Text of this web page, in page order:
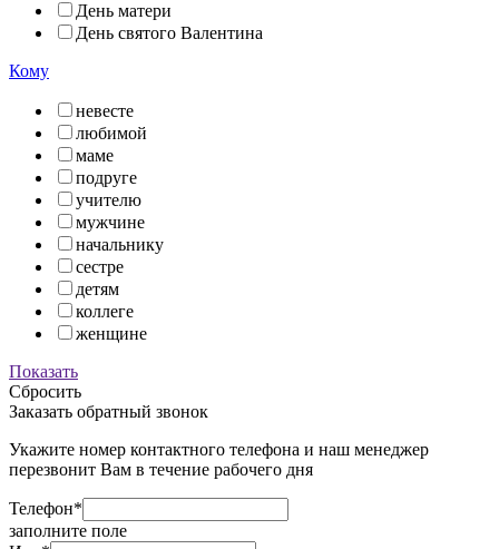
День матери
День святого Валентина
Кому
невесте
любимой
маме
подруге
учителю
мужчине
начальнику
сестре
детям
коллеге
женщине
Показать
Сбросить
Заказать обратный звонок
Укажите номер контактного телефона и наш менеджер
перезвонит Вам в течение рабочего дня
Телефон*
заполните поле